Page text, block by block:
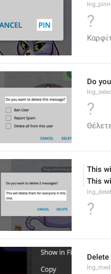
?
Do
?
This
This
?
Delete